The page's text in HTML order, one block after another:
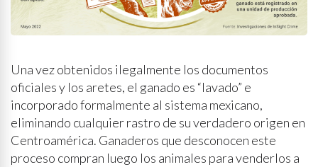
Una vez obtenidos ilegalmente los documentos
oficiales y los aretes, el ganado es “lavado” e
incorporado formalmente al sistema mexicano,
eliminando cualquier rastro de su verdadero origen en
Centroamérica. Ganaderos que desconocen este
proceso compran luego los animales para venderlos a